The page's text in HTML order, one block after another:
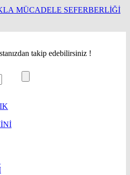
MÜCADELE SEFERBERLİĞİ
takip edebilirsiniz !